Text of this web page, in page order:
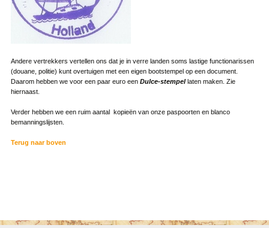
Andere vertrekkers vertellen ons dat je in verre landen soms lastige functionarissen
(douane, politie) kunt overtuigen met een eigen bootstempel op een document.
Daarom hebben we voor een paar euro een Dulce-stempellaten maken. Zie
hiernaast.
Verder hebben we een ruim aantal kopieën van onze paspoorten en blanco
bemanningslijsten.
Terug naar boven